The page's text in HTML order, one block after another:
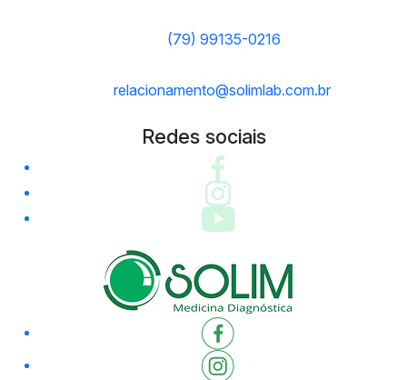
(79) 99135-0216
relacionamento@solimlab.com.br
Redes sociais